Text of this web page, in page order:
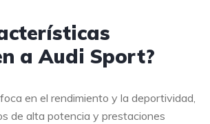
a Audi Sport?
en el rendimiento y la deportividad,
de alta potencia y prestaciones